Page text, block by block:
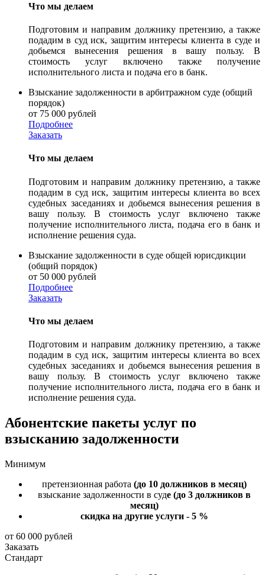
Что мы делаем
Подготовим и направим должнику претензию, а также
подадим в суд иск, защитим интересы клиента в суде и
добьемся вынесения решения в вашу пользу. В
стоимость услуг включено также получение
исполнительного листа и подача его в банк.
Взыскание задолженности в арбитражном суде (общий
порядок)
от 75 000 рублей
Подробнее
Заказать
Что мы делаем
Подготовим и направим должнику претензию, а также
подадим в суд иск, защитим интересы клиента во всех
судебных заседаниях и добьемся вынесения решения в
вашу пользу. В стоимость услуг включено также
получение исполнительного листа, подача его в банк и
исполнение решения суда.
Взыскание задолженности в суде общей юрисдикции
(общий порядок)
от 50 000 рублей
Подробнее
Заказать
Что мы делаем
Подготовим и направим должнику претензию, а также
подадим в суд иск, защитим интересы клиента во всех
судебных заседаниях и добьемся вынесения решения в
вашу пользу. В стоимость услуг включено также
получение исполнительного листа, подача его в банк и
исполнение решения суда.
Абонентские пакеты услуг по
взысканию задолженности
Минимум
претензионная работа (до 10 должников в месяц)
взыскание задолженности в суде (до 3 должников в
месяц)
скидка на другие услуги - 5 %
от 60 000 рублей
Заказать
Стандарт